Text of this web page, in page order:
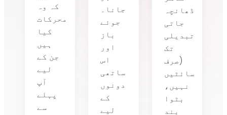
کہ وہ
محرکات
کیا
ہیں
جن کے
لیے
آپ
پہلے
سے
جانا۔
جوئے
باز
اور
اس
ساتھی
دونوں
کے
لیے
ڈھانچہ
جاتی
تبدیلی
تک
(صرف
سائٹیں
نہیں،
بٹوا
بند